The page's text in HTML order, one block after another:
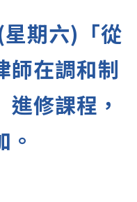
期六)「從
師在調和制
修課程，